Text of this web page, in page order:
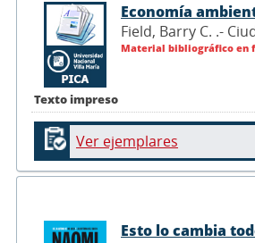
Texto impreso
Economía
Field, Barry C. .-
Material bibliográfico en
Ver ejemplares
Esto lo cambia